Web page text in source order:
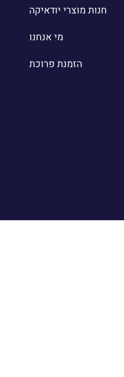
חנות מוצרי יודאיקה
מי אנחנו
הזמנת פרוכת